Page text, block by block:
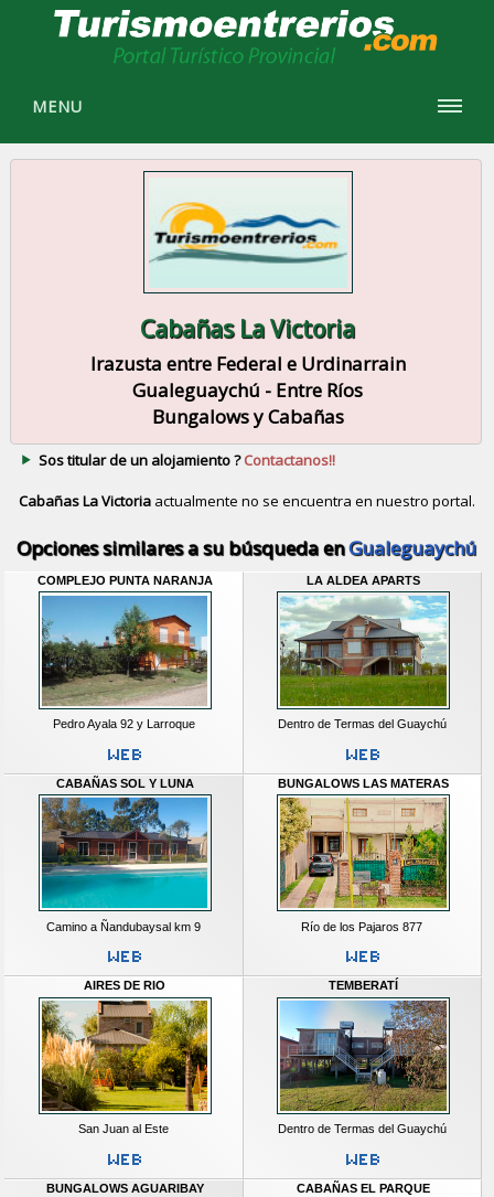
MENU
Cabañas La Victoria
Irazusta entre Federal e Urdinarrain
Gualeguaychú - Entre Ríos
Bungalows y Cabañas
Sos titular de un alojamiento ?Contactanos!!
Cabañas La Victoriaactualmente no se encuentra en nuestro portal.
Opciones similares a su búsqueda enGualeguaychú
COMPLEJO PUNTA NARANJA
Pedro Ayala 92 y Larroque
LA ALDEA APARTS
Dentro de Termas del Guaychú
CABAÑAS SOL Y LUNA
Camino a Ñandubaysal km 9
BUNGALOWS LAS MATERAS
Río de los Pajaros 877
AIRES DE RIO
San Juan al Este
TEMBERATÍ
Dentro de Termas del Guaychú
BUNGALOWS AGUARIBAY CABAÑAS EL PARQUE